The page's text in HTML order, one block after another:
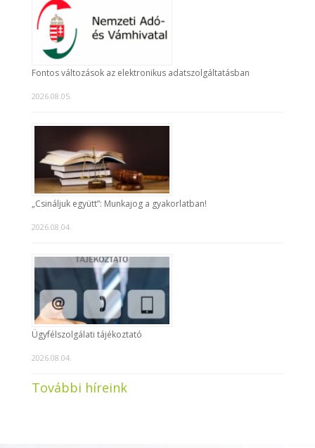
Fontos változások az elektronikus adatszolgáltatásban
2026.08.05.
„Csináljuk együtt”: Munkajog a gyakorlatban!
2026.08.04.
Ügyfélszolgálati tájékoztató
2026.08.04.
További híreink